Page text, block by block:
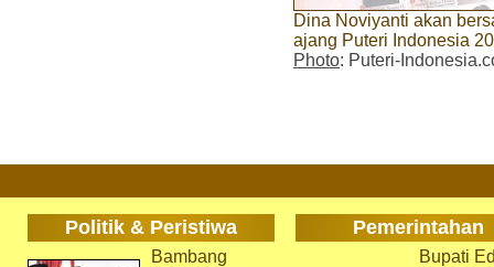
Dina Noviyanti akan
ajang Puteri Indonesia
Photo: Puteri-
Politik & Peristiwa Pemerintahan
Bambang
Bupati